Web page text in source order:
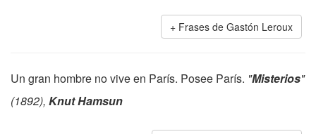
Frases de Gastón Leroux
Un gran hombre no vive en París. Posee París. "Misterios"
(1892), Knut Hamsun